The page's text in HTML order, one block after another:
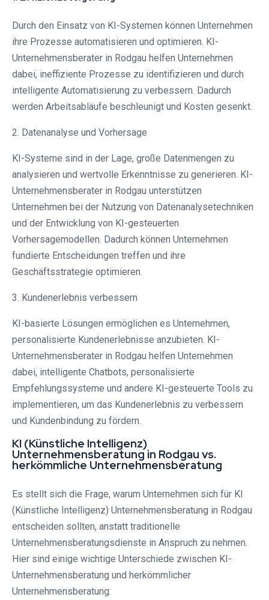
Durch den Einsatz von KI-Systemen können Unternehmen
ihre Prozesse automatisieren und optimieren. KI-
Unternehmensberater in Rodgau⁠ helfen Unternehmen
dabei, ineffiziente Prozesse zu identifizieren und durch
intelligente Automatisierung zu verbessern. Dadurch
werden Arbeitsabläufe beschleunigt und Kosten gesenkt.
2. Datenanalyse und Vorhersage
KI-Systeme sind in der Lage, große Datenmengen zu
analysieren und wertvolle Erkenntnisse zu generieren. KI-
Unternehmensberater in Rodgau⁠ unterstützen
Unternehmen bei der Nutzung von Datenanalysetechniken
und der Entwicklung von KI-gesteuerten
Vorhersagemodellen. Dadurch können Unternehmen
fundierte Entscheidungen treffen und ihre
Geschäftsstrategie optimieren.
3. Kundenerlebnis verbessern
KI-basierte Lösungen ermöglichen es Unternehmen,
personalisierte Kundenerlebnisse anzubieten. KI-
Unternehmensberater in Rodgau⁠ helfen Unternehmen
dabei, intelligente Chatbots, personalisierte
Empfehlungssysteme und andere KI-gesteuerte Tools zu
implementieren, um das Kundenerlebnis zu verbessern
und Kundenbindung zu fördern.
KI (Künstliche Intelligenz)
Unternehmensberatung in Rodgau⁠ vs.
herkömmliche Unternehmensberatung
Es stellt sich die Frage, warum Unternehmen sich für KI
(Künstliche Intelligenz) Unternehmensberatung in Rodgau⁠
entscheiden sollten, anstatt traditionelle
Unternehmensberatungsdienste in Anspruch zu nehmen.
Hier sind einige wichtige Unterschiede zwischen KI-
Unternehmensberatung und herkömmlicher
Unternehmensberatung: